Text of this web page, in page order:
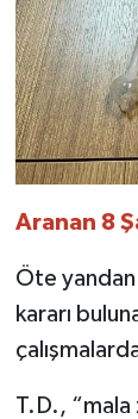
Aranan 8
Öte yandan
kararı
T.D., “mala